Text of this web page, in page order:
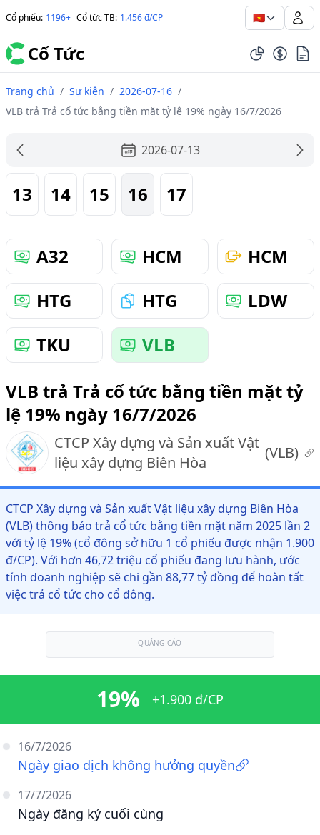
Cổ phiếu: 1196+ Cổ tức TB: 1.456 đ/CP 🇻🇳
Cổ Tức
Trang chủ / Sự kiện / 2026-07-16 /
VLB trả Trả cổ tức bằng tiền mặt tỷ lệ 19% ngày 16/7/2026
2026-07-13
13 14 15 16 17
A32 HCM
HCM
HTG
HTG
LDW
TKU
VLB
VLB trả Trả cổ tức bằng tiền mặt tỷ
lệ 19% ngày 16/7/2026
CTCP Xây dựng và Sản xuất Vật
liệu xây dựng Biên Hòa
(VLB)
CTCP Xây dựng và Sản xuất Vật liệu xây dựng Biên Hòa
(VLB) thông báo trả cổ tức bằng tiền mặt năm 2025 lần 2
với tỷ lệ 19% (cổ đông sở hữu 1 cổ phiếu được nhận 1.900
đ/CP). Với hơn 46,72 triệu cổ phiếu đang lưu hành, ước
tính doanh nghiệp sẽ chi gần 88,77 tỷ đồng để hoàn tất
việc trả cổ tức cho cổ đông.
QUẢNG CÁO
16/7/2026
Ngày giao dịch không hưởng quyền
17/7/2026
Ngày đăng ký cuối cùng
19% +1.900 đ/CP